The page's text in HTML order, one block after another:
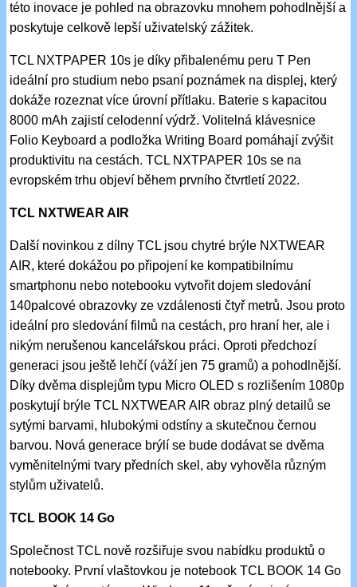
této inovace je pohled na obrazovku mnohem pohodlnější a
poskytuje celkově lepší uživatelský zážitek.
TCL NXTPAPER 10s je díky přibalenému peru T Pen
ideální pro studium nebo psaní poznámek na displej, který
dokáže rozeznat více úrovní přítlaku. Baterie s kapacitou
8000 mAh zajistí celodenní výdrž. Volitelná klávesnice
Folio Keyboard a podložka Writing Board pomáhají zvýšit
produktivitu na cestách. TCL NXTPAPER 10s se na
evropském trhu objeví během prvního čtvrtletí 2022.
TCL NXTWEAR AIR
Další novinkou z dílny TCL jsou chytré brýle NXTWEAR
AIR, které dokážou po připojení ke kompatibilnímu
smartphonu nebo notebooku vytvořit dojem sledování
140palcové obrazovky ze vzdálenosti čtyř metrů. Jsou proto
ideální pro sledování filmů na cestách, pro hraní her, ale i
nikým nerušenou kancelářskou práci. Oproti předchozí
generaci jsou ještě lehčí (váží jen 75 gramů) a pohodlnější.
Díky dvěma displejům typu Micro OLED s rozlišením 1080p
poskytují brýle TCL NXTWEAR AIR obraz plný detailů se
sytými barvami, hlubokými odstíny a skutečnou černou
barvou. Nová generace brýlí se bude dodávat se dvěma
vyměnitelnými tvary předních skel, aby vyhověla různým
stylům uživatelů.
TCL BOOK 14 Go
Společnost TCL nově rozšiřuje svou nabídku produktů o
notebooky. První vlaštovkou je notebook TCL BOOK 14 Go